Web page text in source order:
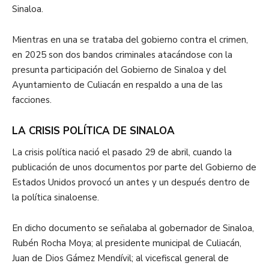
Sinaloa.
Mientras en una se trataba del gobierno contra el crimen,
en 2025 son dos bandos criminales atacándose con la
presunta participación del Gobierno de Sinaloa y del
Ayuntamiento de Culiacán en respaldo a una de las
facciones.
LA CRISIS POLÍTICA DE SINALOA
La crisis política nació el pasado 29 de abril, cuando la
publicación de unos documentos por parte del Gobierno de
Estados Unidos provocó un antes y un después dentro de
la política sinaloense.
En dicho documento se señalaba al gobernador de Sinaloa,
Rubén Rocha Moya; al presidente municipal de Culiacán,
Juan de Dios Gámez Mendívil; al vicefiscal general de